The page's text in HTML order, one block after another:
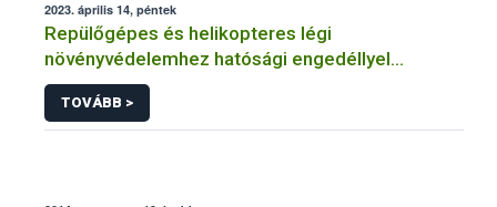
2023. április 14, péntek
Repülőgépes és helikopteres légi
növényvédelemhez hatósági engedéllyel
rendelkező szervezetek
TOVÁBB >